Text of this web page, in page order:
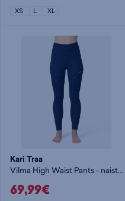
XS L XL
Kari Traa
Vilma High Waist Pants - naisten alushousut
69,99€